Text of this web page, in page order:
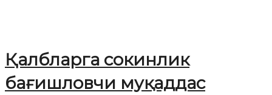
Қалбларга сокинлик
бағишловчи муқаддас